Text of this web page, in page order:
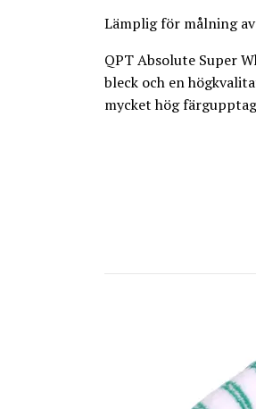
Lämplig för målning
QPT Absolute Super
bleck och en
mycket hög